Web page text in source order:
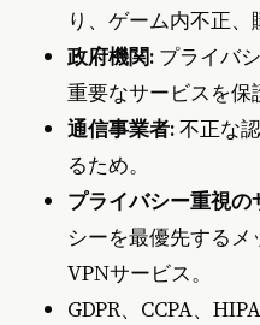
り、ゲーム内不正、
政府機関: プライバ
重要なサービスを保
通信事業者:不正な
るため。
プライバシー重視の
シーを最優先するメ
VPNサービス。
GDPR、CCPA、